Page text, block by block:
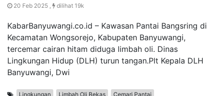
20 Feb 2025 , dilihat 19k
KabarBanyuwangi.co.id – Kawasan Pantai Bangsring di
Kecamatan Wongsorejo, Kabupaten Banyuwangi,
tercemar cairan hitam diduga limbah oli. Dinas
Lingkungan Hidup (DLH) turun tangan.Plt Kepala DLH
Banyuwangi, Dwi
Lingkungan Limbah Oli Bekas
Cemari Pantai